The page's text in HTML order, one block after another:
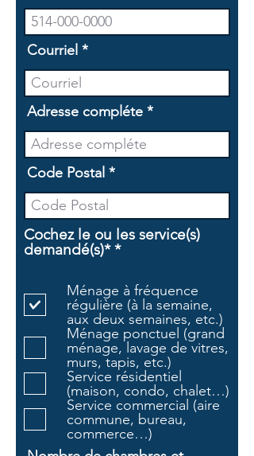
Courriel
Adresse compléte
Code Postal
Cochez le ou les service(s)
demandé(s)* *O
g
a
t
o
i
r
e
Ménage à fréquence
régulière (à la semaine,
aux deux semaines, etc.)
Ménage ponctuel (grand
ménage, lavage de vitres,
murs, tapis, etc.)
Service résidentiel
(maison, condo, chalet…)
Service commercial (aire
commune, bureau,
commerce…)